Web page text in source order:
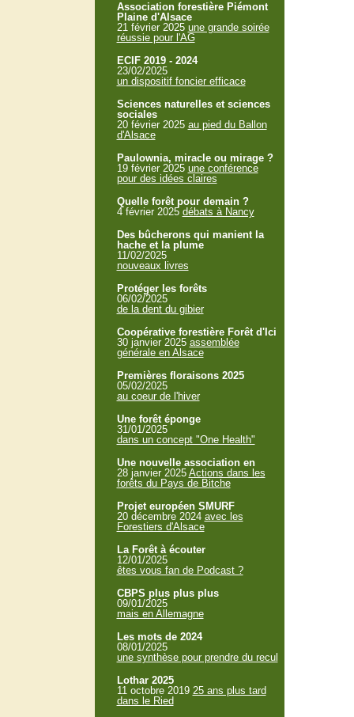
Association forestière Piémont
Plaine d'Alsace
21 février 2025 une grande soirée
réussie pour l'AG
ECIF 2019 - 2024
23/02/2025
un dispositif foncier efficace
Sciences naturelles et sciences
sociales
20 février 2025 au pied du Ballon
d'Alsace
Paulownia, miracle ou mirage ?
19 février 2025 une conférence
pour des idées claires
Quelle forêt pour demain ?
4 février 2025 débats à Nancy
Des bûcherons qui manient la
hache et la plume
11/02/2025
nouveaux livres
Protéger les forêts
06/02/2025
de la dent du gibier
Coopérative forestière Forêt d'Ici
30 janvier 2025 assemblée
générale en Alsace
Premières floraisons 2025
05/02/2025
au coeur de l'hiver
Une forêt éponge
31/01/2025
dans un concept "One Health"
Une nouvelle association en
28 janvier 2025 Actions dans les
forêts du Pays de Bitche
Projet européen SMURF
20 décembre 2024 avec les
Forestiers d'Alsace
La Forêt à écouter
12/01/2025
êtes vous fan de Podcast ?
CBPS plus plus plus
09/01/2025
mais en Allemagne
Les mots de 2024
08/01/2025
une synthèse pour prendre du recul
Lothar 2025
11 octobre 2019 25 ans plus tard
dans le Ried